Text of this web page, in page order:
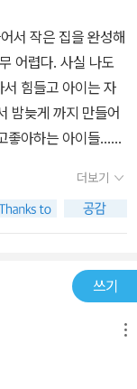
서 작은 집을 완성해
어렵다. 사실 나도
힘들고 아이는 자
밤늦게 까지 만들어
좋아하는 아이들...엄
더보기
쓰기